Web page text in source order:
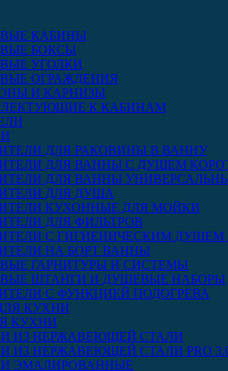
КАБИНЫ
БОКСЫ
УГОЛКИ
ОГРАЖДЕНИЯ
И КАРНИЗЫ
К КАБИНАМ
ДЛЯ РАКОВИНЫ В ВАННУ
ДЛЯ ВАННЫ С ДУШЕМ
ДЛЯ ВАННЫ
ДЛЯ ДУША
КУХОННЫЕ ДЛЯ МОЙКИ
ДЛЯ ФИЛЬТРОВ
С ГИГИЕНИЧЕСКИМ ДУШЕМ
НА БОРТ ВАННЫ
ГАРНИТУРЫ И СИСТЕМЫ
ШТАНГИ И ДУШЕВЫЕ НАБОРЫ
С ФУНКЦИЕЙ ПОДОГРЕВА
КУХНИ
ИЗ НЕРЖАВЕЮЩЕЙ СТАЛИ
ИЗ НЕРЖАВЕЮЩЕЙ СТАЛИ PRO
ЭМАЛИРОВАННЫЕ